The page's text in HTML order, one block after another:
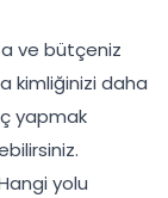
ve bütçeniz
kimliğinizi daha
yapmak
yolu